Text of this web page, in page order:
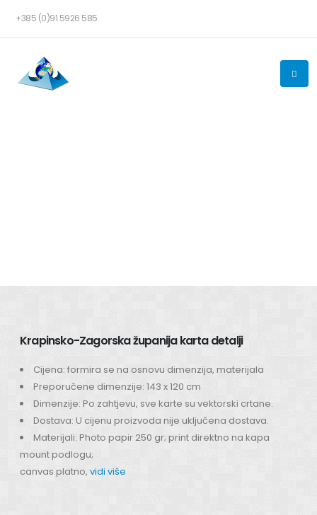
+385 (0)91 5926 585
Krapinsko-Zagorska županija karta detalji
Cijena: formira se na osnovu dimenzija, materijala
Preporučene dimenzije: 143 x 120 cm
Dimenzije: Po zahtjevu, sve karte su vektorski crtane.
Dostava: U cijenu proizvoda nije uključena dostava.
Materijali: Photo papir 250 gr; print direktno na kapa
mount podlogu;
canvas platno, vidi više